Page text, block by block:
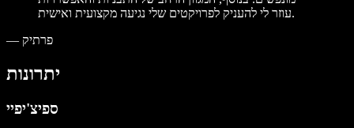
עוזר לי להעניק לפרויקטים שלי נגיעה מקצועית ואישית.
— פרתיק
יתרונות
ספיצ'יפיי